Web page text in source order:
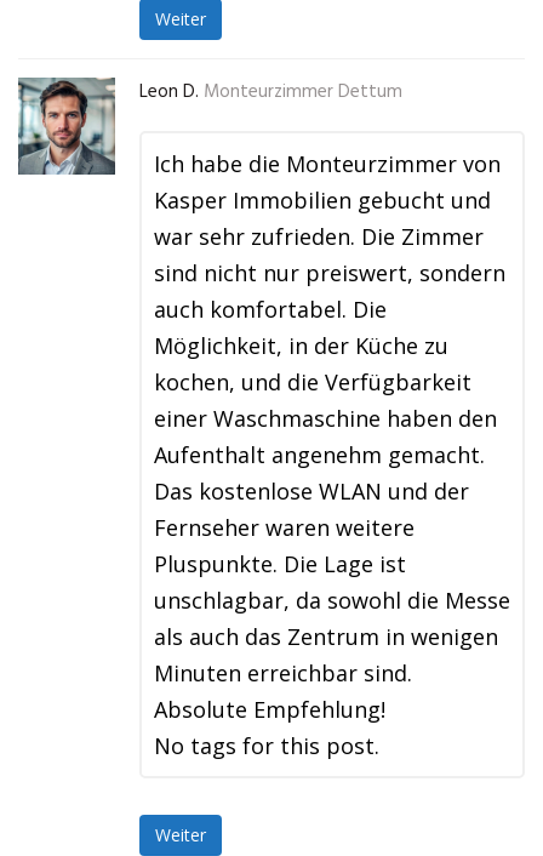
Weiter
Leon D. Monteurzimmer Dettum
Ich habe die Monteurzimmer von
Kasper Immobilien gebucht und
war sehr zufrieden. Die Zimmer
sind nicht nur preiswert, sondern
auch komfortabel. Die
Möglichkeit, in der Küche zu
kochen, und die Verfügbarkeit
einer Waschmaschine haben den
Aufenthalt angenehm gemacht.
Das kostenlose WLAN und der
Fernseher waren weitere
Pluspunkte. Die Lage ist
unschlagbar, da sowohl die Messe
als auch das Zentrum in wenigen
Minuten erreichbar sind.
Absolute Empfehlung!
No tags for this post.
Weiter